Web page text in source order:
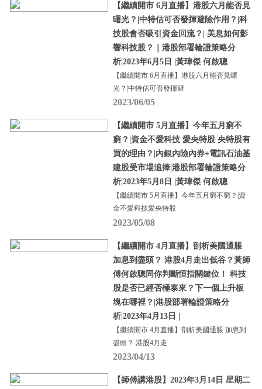
【繼續開市 6月直播】港股六月能否見
曙光？|中特估可否發揮避險作用？|科
技股會否吸引資金回流？| 美息如何影
響科技股？｜港股部署輪證策略分
析|2023年6月5日 |黃瑋傑 何啟聰
【繼續開市 6月直播】港股六月能否見曙
光？|中特估可否發揮避
2023/06/05
【繼續開市 5月直播】今年五月窮不
窮？|資金不愛科技 愛央特股 央特股有
買的理由？|內銀內險內券+電訊石油基
建股受市場追捧|港股部署輪證策略分
析|2023年5月8日 |黃瑋傑 何啟聰
【繼續開市 5月直播】今年五月窮不窮？|資
金不愛科技愛央特股
2023/05/08
【繼續開市 4月直播】剖析美國通脹
加息到盡頭？ 港股4月走出低谷？黃師
傅何啟聰同你判斷恒指關鍵位！ 科技
股是否已經否極泰來？下一個上升板
塊在哪裡？|港股部署輪證策略分
析|2023年4月13日 |
【繼續開市 4月直播】剖析美國通脹 加息到
盡頭？ 港股4月走
2023/04/13
【師傅講港股】2023年3月14日 星期二